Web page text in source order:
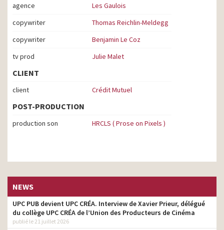
agence
Les Gaulois
copywriter
Thomas Reichlin-Meldegg
copywriter
Benjamin Le Coz
tv prod
Julie Malet
CLIENT
client Crédit Mutuel
POST-PRODUCTION
production son HRCLS ( Prose on Pixels )
NEWS
UPC PUB devient UPC CRÉA. Interview de Xavier Prieur, délégué
du collège UPC CRÉA de l’Union des Producteurs de Cinéma
publié le 21 juillet 2026